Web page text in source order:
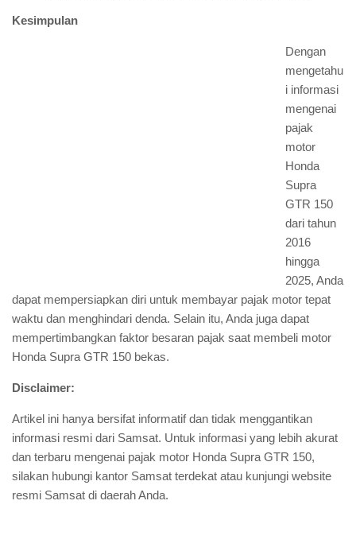
Kesimpulan
Dengan
mengetahu
i informasi
mengenai
pajak
motor
Honda
Supra
GTR 150
dari tahun
2016
hingga
2025, Anda
dapat mempersiapkan diri untuk membayar pajak motor tepat
waktu dan menghindari denda. Selain itu, Anda juga dapat
mempertimbangkan faktor besaran pajak saat membeli motor
Honda Supra GTR 150 bekas.
Disclaimer:
Artikel ini hanya bersifat informatif dan tidak menggantikan
informasi resmi dari Samsat. Untuk informasi yang lebih akurat
dan terbaru mengenai pajak motor Honda Supra GTR 150,
silakan hubungi kantor Samsat terdekat atau kunjungi website
resmi Samsat di daerah Anda.